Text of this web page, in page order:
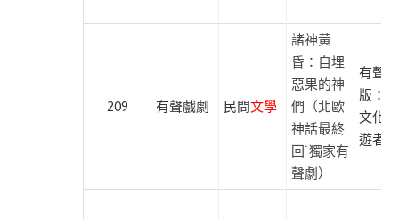
209 有聲戲劇 民間文學
諸神黃
昏：自埋
惡果的神
們（北歐
神話最終
回˙獨家有
聲劇）
有聲出
版：
文化
遊者